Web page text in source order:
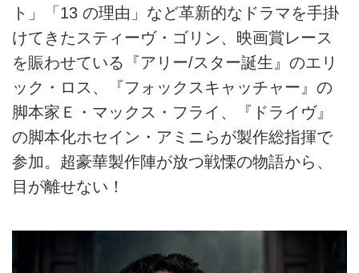
ト」「13 の理由」など革新的なドラマを手掛
けてきたスティーヴ・ゴリン、映画賞レース
を賑わせている『アリー/スター誕生』のエリ
ック・ロス、『フォックスキャッチャー』の
脚本家Ｅ・マックス・フライ、『ドライヴ』
の脚本化ホセイン・アミニらが製作総指揮で
参加。超豪華製作陣が放つ戦慄の物語から、
目が離せない！